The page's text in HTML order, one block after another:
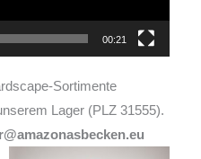
00:21
Sortimente
Lager (PLZ 31555).